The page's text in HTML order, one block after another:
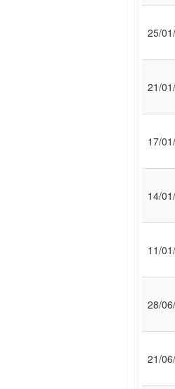
25/
21/
17/
14/
11/
28/
21/